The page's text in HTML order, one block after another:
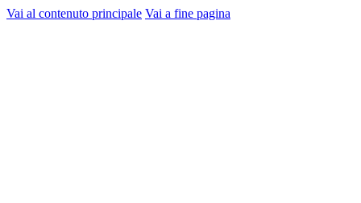
Vai al contenuto principale Vai a fine pagina